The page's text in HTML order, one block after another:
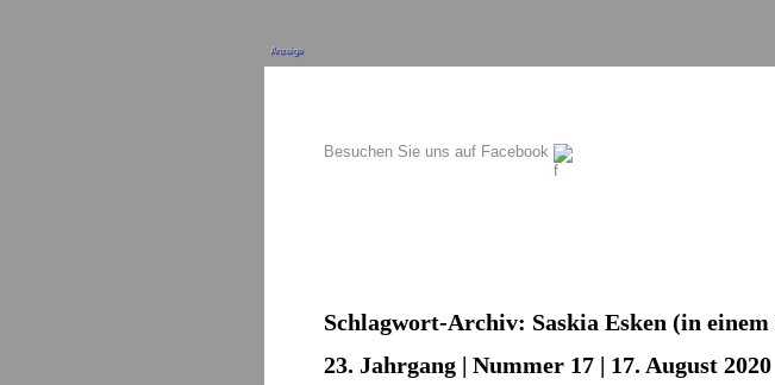
Anzeige
Besuchen Sie uns auf Facebook
Schlagwort-Archiv: Saskia Esken (in
23. Jahrgang | Nummer 17 | 17. August 2020